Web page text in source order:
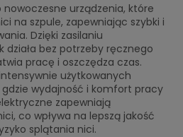
urządzenia, które
na szpule, zapewniając szybki i
Dzięki zasilaniu
działa bez potrzeby ręcznego
pracę i oszczędza czas.
użytkowanych
wydajność i komfort pracy
zapewniają
co wpływa na lepszą jakość
splątania nici.